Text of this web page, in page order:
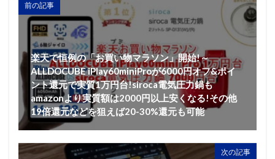
前の記事
楽天で恒例の「お買い物マラソン」開始!～
ALLDOCUBE iPlay60miniProが6000円オフ&ポイ
ント還元で実質1万円台!siroca電気圧力鍋も
amazonより実質額は2000円以上安くなる!その他
19倍還元などを狙えば20-30%還元も可能
次の記事